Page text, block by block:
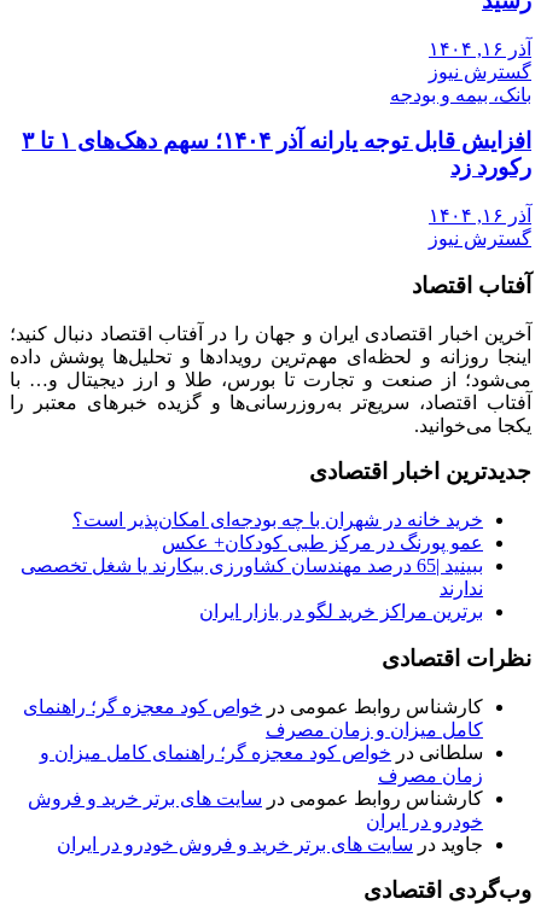
آذر ۱۶, ۱۴۰۴
گسترش نیوز
بانک، بیمه و بودجه
افزایش قابل توجه یارانه آذر ۱۴۰۴؛ سهم دهک‌های ۱ تا ۳
رکورد زد
آذر ۱۶, ۱۴۰۴
گسترش نیوز
آفتاب اقتصاد
آخرین اخبار اقتصادی ایران و جهان را در آفتاب اقتصاد دنبال کنید؛
اینجا روزانه و لحظه‌ای مهم‌ترین رویدادها و تحلیل‌ها پوشش داده
می‌شود؛ از صنعت و تجارت تا بورس، طلا و ارز دیجیتال و… با
آفتاب اقتصاد، سریع‌تر به‌روزرسانی‌ها و گزیده خبرهای معتبر را
یکجا می‌خوانید.
جدیدترین اخبار اقتصادی
خرید خانه در شهران با چه بودجه‌ای امکان‌پذیر است؟
عمو پورنگ در مرکز طبی کودکان+ عکس
ببینید |65 درصد مهندسان کشاورزی بیکارند یا شغل تخصصی
ندارند
برترین مراکز خرید لگو در بازار ایران
نظرات اقتصادی
کارشناس روابط عمومی در خواص کود معجزه گر؛ راهنمای
کامل میزان و زمان مصرف
سلطانی در خواص کود معجزه گر؛ راهنمای کامل میزان و
زمان مصرف
کارشناس روابط عمومی در سایت های برتر خرید و فروش
خودرو در ایران
جاوید در سایت های برتر خرید و فروش خودرو در ایران
وب‌گردی اقتصادی